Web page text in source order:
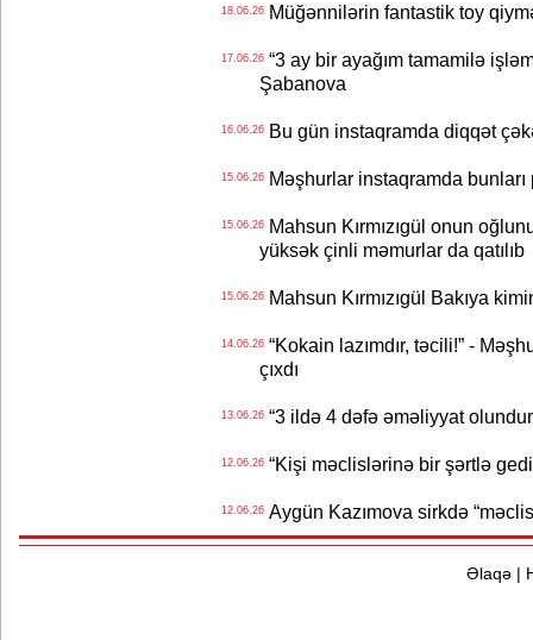
18.06.26Müğənnilərin fantastik toy
17.06.26“3 ay bir ayağım tamamilə
Şabanova
16.06.26Bu gün instaqramda diqqət
15.06.26Məşhurlar instaqramda bunları
15.06.26Mahsun Kırmızıgül onun
yüksək çinli məmurlar da qatılıb
15.06.26Mahsun Kırmızıgül Bakıya
14.06.26“Kokain lazımdır, təcili!” -
çıxdı
13.06.26“3 ildə 4 dəfə əməliyyat
12.06.26“Kişi məclislərinə bir şərtlə
12.06.26Aygün Kazımova sirkdə
Əlaqə|